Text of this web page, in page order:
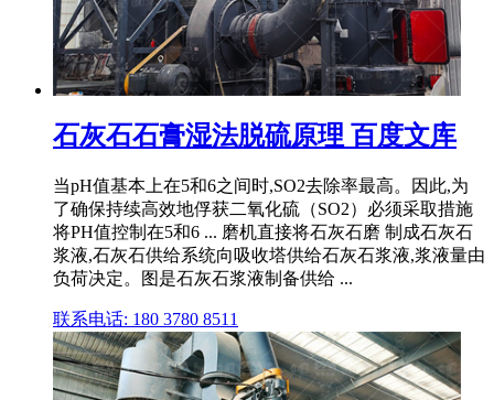
石灰石石膏湿法脱硫原理 百度文库
当pH值基本上在5和6之间时,SO2去除率最高。因此,为
了确保持续高效地俘获二氧化硫（SO2）必须采取措施
将PH值控制在5和6 ... 磨机直接将石灰石磨 制成石灰石
浆液,石灰石供给系统向吸收塔供给石灰石浆液,浆液量由
负荷决定。图是石灰石浆液制备供给 ...
联系电话: 180 3780 8511